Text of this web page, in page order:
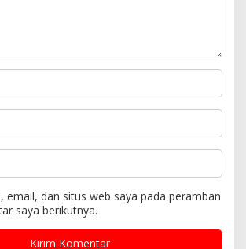
email, dan situs web saya pada peramban
saya berikutnya.